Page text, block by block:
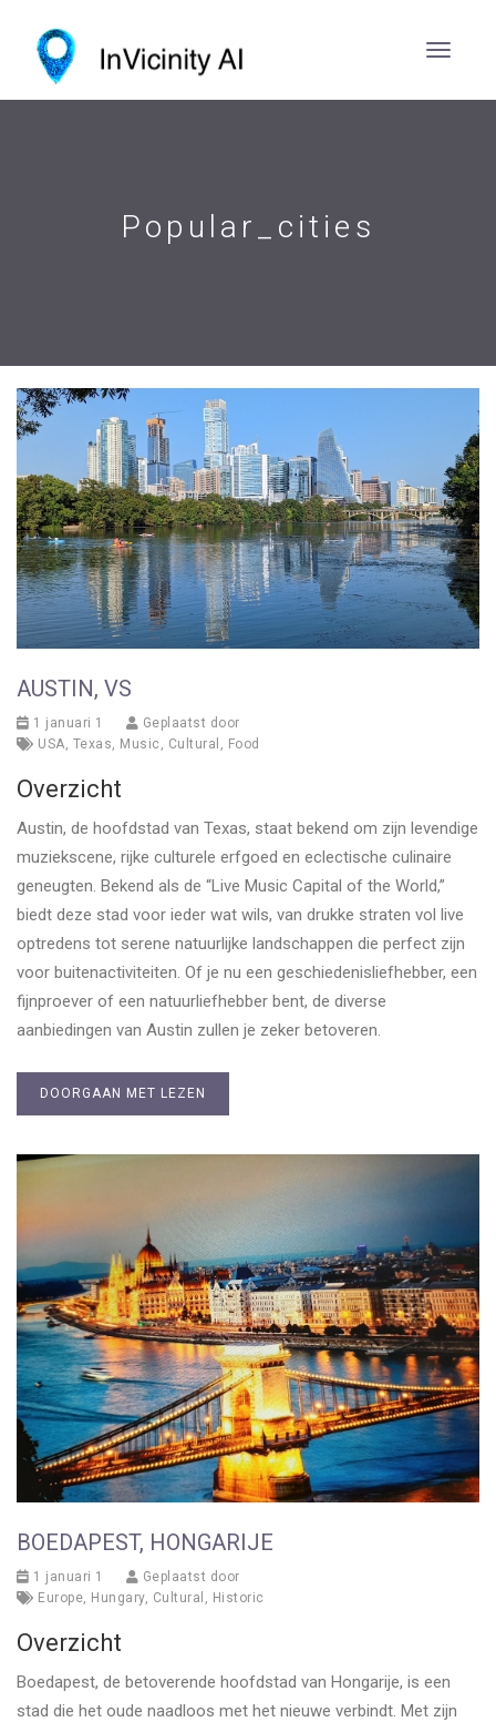
Popular_cities
AUSTIN, VS
1 januari 1
Geplaatst door
USA, Texas, Music , Cultural , Food
Overzicht
Austin, de hoofdstad van Texas, staat bekend om zijn levendige
muziekscene, rijke culturele erfgoed en eclectische culinaire
geneugten. Bekend als de “Live Music Capital of the World,”
biedt deze stad voor ieder wat wils, van drukke straten vol live
optredens tot serene natuurlijke landschappen die perfect zijn
voor buitenactiviteiten. Of je nu een geschiedenisliefhebber, een
fijnproever of een natuurliefhebber bent, de diverse
aanbiedingen van Austin zullen je zeker betoveren.
DOORGAAN MET LEZEN
BOEDAPEST, HONGARIJE
1 januari 1
Geplaatst door
Europe Hungary, Cultural Historic
Overzicht
Boedapest, de betoverende hoofdstad van Hongarije, is een
stad die het oude naadloos met het nieuwe verbindt. Met zijn